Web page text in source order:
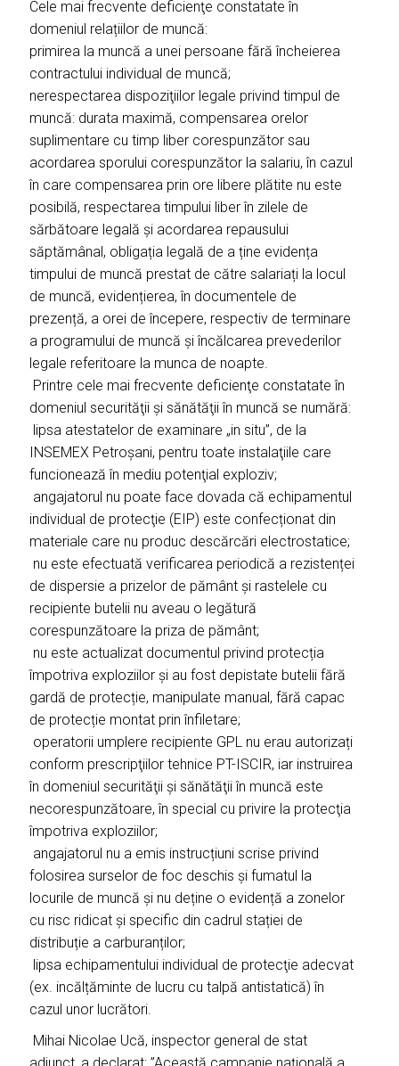
Cele mai frecvente deficienţe constatate în
domeniul relațiilor de muncă:
primirea la muncă a unei persoane fără încheierea
contractului individual de muncă;
nerespectarea dispoziţiilor legale privind timpul de
muncă: durata maximă, compensarea orelor
suplimentare cu timp liber corespunzător sau
acordarea sporului corespunzător la salariu, în cazul
în care compensarea prin ore libere plătite nu este
posibilă, respectarea timpului liber în zilele de
sărbătoare legală și acordarea repausului
săptămânal, obligația legală de a ține evidența
timpului de muncă prestat de către salariați la locul
de muncă, evidențierea, în documentele de
prezență, a orei de începere, respectiv de terminare
a programului de muncă și încălcarea prevederilor
legale referitoare la munca de noapte.
Printre cele mai frecvente deficienţe constatate în
domeniul securităţii şi sănătăţii în muncă se numără:
lipsa atestatelor de examinare „in situ”, de la
INSEMEX Petroșani, pentru toate instalaţiile care
funcionează în mediu potenţial exploziv;
angajatorul nu poate face dovada că echipamentul
individual de protecţie (EIP) este confecționat din
materiale care nu produc descărcări electrostatice;
nu este efectuată verificarea periodică a rezistenței
de dispersie a prizelor de pământ și rastelele cu
recipiente butelii nu aveau o legătură
corespunzătoare la priza de pământ;
nu este actualizat documentul privind protecția
împotriva exploziilor și au fost depistate butelii fără
gardă de protecție, manipulate manual, fără capac
de protecție montat prin înfiletare;
operatorii umplere recipiente GPL nu erau autorizați
conform prescripţiilor tehnice PT-ISCIR, iar instruirea
în domeniul securităţii şi sănătăţii în muncă este
necorespunzătoare, în special cu privire la protecţia
împotriva exploziilor;
angajatorul nu a emis instrucțiuni scrise privind
folosirea surselor de foc deschis și fumatul la
locurile de muncă și nu deține o evidență a zonelor
cu risc ridicat și specific din cadrul stației de
distribuție a carburanților;
lipsa echipamentului individual de protecţie adecvat
(ex. incălțăminte de lucru cu talpă antistatică) în
cazul unor lucrători.
Mihai Nicolae Ucă, inspector general de stat